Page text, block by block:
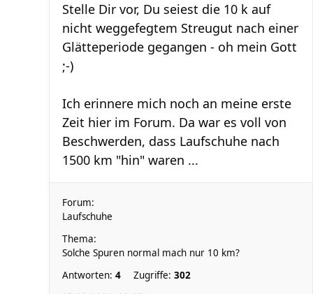
Stelle Dir vor, Du seiest die 10 k auf
nicht weggefegtem Streugut nach einer
Glätteperiode gegangen - oh mein Gott
;-)
Ich erinnere mich noch an meine erste
Zeit hier im Forum. Da war es voll von
Beschwerden, dass Laufschuhe nach
1500 km "hin" waren ...
Forum:
Laufschuhe
Thema:
Solche Spuren normal mach nur 10 km?
Antworten: 4 Zugriffe: 302